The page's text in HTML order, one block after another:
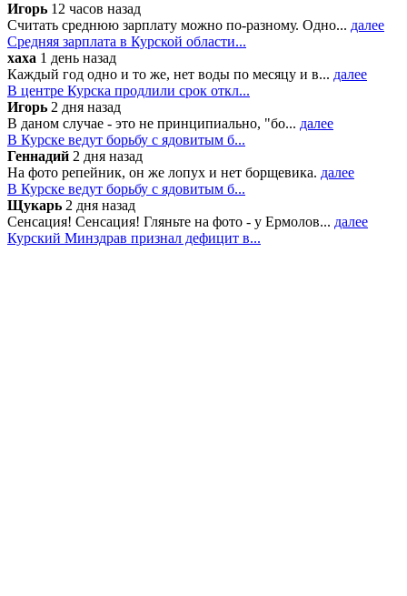
Игорь 12 часов назад
Считать среднюю зарплату можно по-разному. Одно... далее
Средняя зарплата в Курской области...
хаха 1 день назад
Каждый год одно и то же, нет воды по месяцу и в... далее
В центре Курска продлили срок откл...
Игорь 2 дня назад
В даном случае - это не принципиально, "бо... далее
В Курске ведут борьбу с ядовитым б...
Геннадий 2 дня назад
На фото репейник, он же лопух и нет борщевика. далее
В Курске ведут борьбу с ядовитым б...
Щукарь 2 дня назад
Сенсация! Сенсация! Гляньте на фото - у Ермолов... далее
Курский Минздрав признал дефицит в...